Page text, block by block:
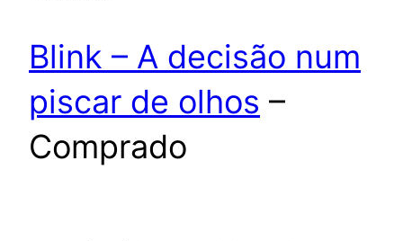
Blink – A decisão num
piscar de olhos –
Comprado